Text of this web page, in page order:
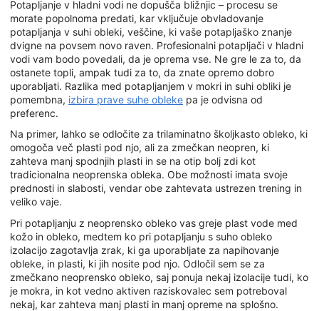
Potapljanje v hladni vodi ne dopušča bližnjic – procesu se
morate popolnoma predati, kar vključuje obvladovanje
potapljanja v suhi obleki, veščine, ki vaše potapljaško znanje
dvigne na povsem novo raven. Profesionalni potapljači v hladni
vodi vam bodo povedali, da je oprema vse. Ne gre le za to, da
ostanete topli, ampak tudi za to, da znate opremo dobro
uporabljati. Razlika med potapljanjem v mokri in suhi obliki je
pomembna, izbira prave suhe obleke pa je odvisna od
preferenc.
Na primer, lahko se odločite za trilaminatno školjkasto obleko, ki
omogoča več plasti pod njo, ali za zmečkan neopren, ki
zahteva manj spodnjih plasti in se na otip bolj zdi kot
tradicionalna neoprenska obleka. Obe možnosti imata svoje
prednosti in slabosti, vendar obe zahtevata ustrezen trening in
veliko vaje.
Pri potapljanju z neoprensko obleko vas greje plast vode med
kožo in obleko, medtem ko pri potapljanju s suho obleko
izolacijo zagotavlja zrak, ki ga uporabljate za napihovanje
obleke, in plasti, ki jih nosite pod njo. Odločil sem se za
zmečkano neoprensko obleko, saj ponuja nekaj izolacije tudi, ko
je mokra, in kot vedno aktiven raziskovalec sem potreboval
nekaj, kar zahteva manj plasti in manj opreme na splošno.